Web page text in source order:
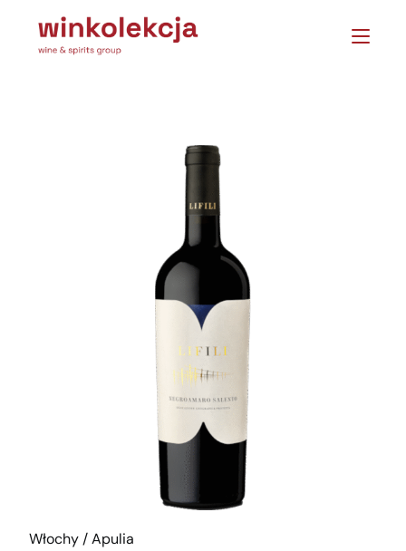
Włochy / Apulia